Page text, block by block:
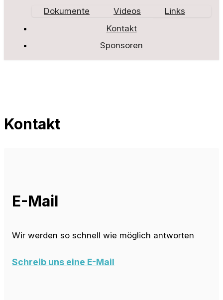
Dokumente
Videos
Links
Kontakt
Sponsoren
Kontakt
E-Mail
Wir werden so schnell wie möglich antworten
Schreib uns eine E-Mail